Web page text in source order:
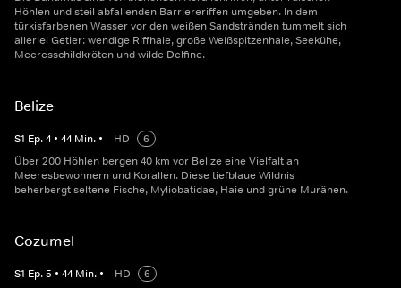
Höhlen und steil abfallenden Barriereriffen umgeben. In dem
türkisfarbenen Wasser vor den weißen Sandstränden tummelt sich
allerlei Getier: wendige Riffhaie, große Weißspitzenhaie, Seekühe,
Meeresschildkröten und wilde Delfine.
Belize
S1 Ep.4 • 44 Min. • HD
6
Über 200 Höhlen bergen 40 km vor Belize eine Vielfalt an
Meeresbewohnern und Korallen. Diese tiefblaue Wildnis
beherbergt seltene Fische, Myliobatidae, Haie und grüne Muränen.
Cozumel
S1 Ep.5 • 44 Min. • HD
6